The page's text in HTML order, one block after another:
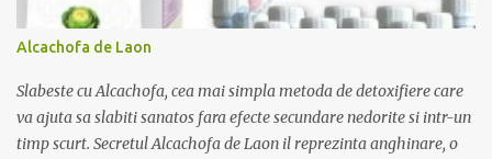
Alcachofa de Laon
Slabeste cu Alcachofa, cea mai simpla metoda de detoxifiere care
va ajuta sa slabiti sanatos fara efecte secundare nedorite si intr-un
timp scurt. Secretul Alcachofa de Laon il reprezinta anghinare, o